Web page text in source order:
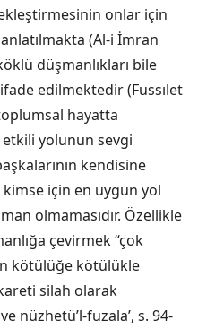
onlar için
(Al-i İmran
düşmanlıkları bile
edilmektedir (Fussılet
hayatta
yolunun sevgi
kendisine
kimse için en uygun yol
olmamasıdır. Özellikle
çevirmek “çok
kötülüğe kötülükle
silah olarak
nüzhetü’l-fuzala’, s. 94-